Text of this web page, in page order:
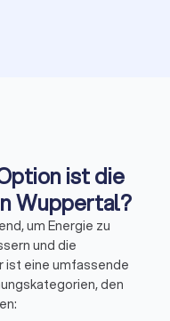
ist die
Wuppertal?
um Energie zu
und die
ist eine umfassende
den